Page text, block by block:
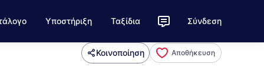
Υποστήριξη Ταξίδια Σύνδεση
Κοινοποίηση Αποθήκευση